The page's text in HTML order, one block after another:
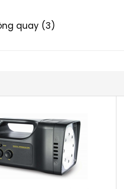
quay (3)